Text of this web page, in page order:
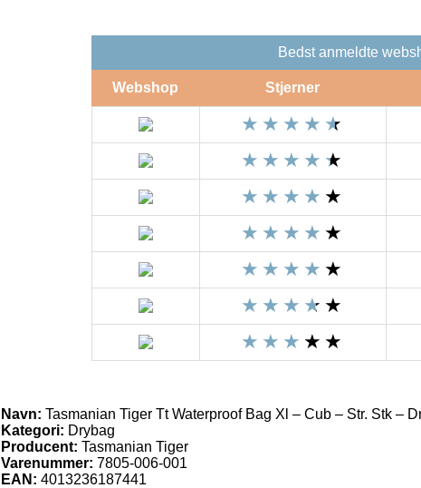
Bedst anmeldte
Webshop Stjerner
Navn: Tasmanian Tiger Tt Waterproof Bag Xl – Cub – Str. Stk –
Kategori: Drybag
Producent: Tasmanian Tiger
Varenummer: 7805-006-001
EAN: 4013236187441